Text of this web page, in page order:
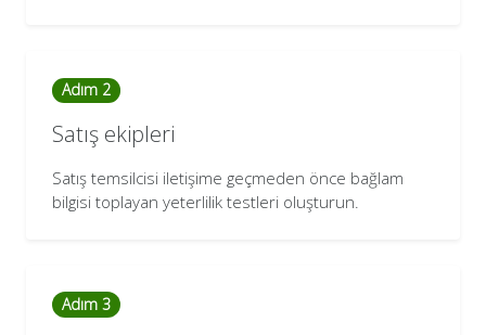
Adım 2
Satış ekipleri
Satış temsilcisi iletişime geçmeden önce bağlam
bilgisi toplayan yeterlilik testleri oluşturun.
Adım 3